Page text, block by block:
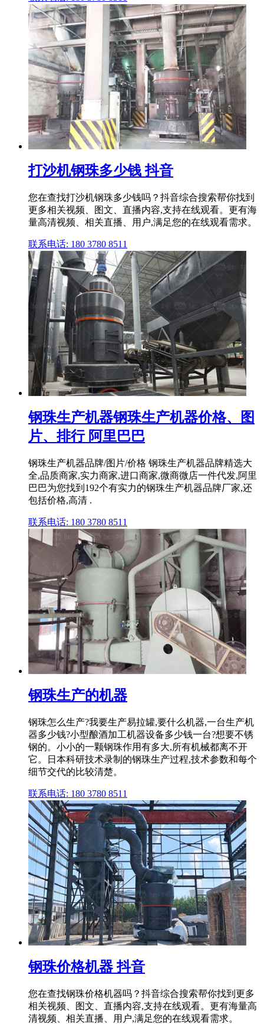
打沙机钢珠多少钱 抖音
您在查找打沙机钢珠多少钱吗？抖音综合搜索帮你找到
更多相关视频、图文、直播内容,支持在线观看。更有海
量高清视频、相关直播、用户,满足您的在线观看需求。
联系电话: 180 3780 8511
钢珠生产机器钢珠生产机器价格、图
片、排行 阿里巴巴
钢珠生产机器品牌/图片/价格 钢珠生产机器品牌精选大
全,品质商家,实力商家,进口商家,微商微店一件代发,阿里
巴巴为您找到192个有实力的钢珠生产机器品牌厂家,还
包括价格,高清 .
联系电话: 180 3780 8511
钢珠生产的机器
钢珠怎么生产?我要生产易拉罐,要什么机器,一台生产机
器多少钱?小型酿酒加工机器设备多少钱一台?想要不锈
钢的。小小的一颗钢珠作用有多大,所有机械都离不开
它。日本科研技术录制的钢珠生产过程,技术参数和每个
细节交代的比较清楚。
联系电话: 180 3780 8511
钢珠价格机器 抖音
您在查找钢珠价格机器吗？抖音综合搜索帮你找到更多
相关视频、图文、直播内容,支持在线观看。更有海量高
清视频、相关直播、用户,满足您的在线观看需求。